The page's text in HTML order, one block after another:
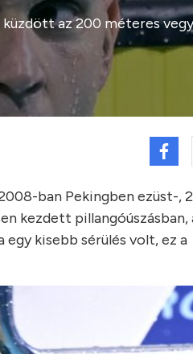
az 200 méteres
ban Pekingben ezüst-,
kezdett pillangóúszásban,
kisebb sérülés volt, ez a